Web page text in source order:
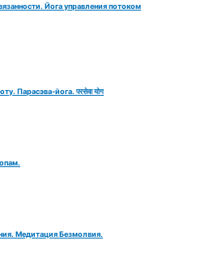
Йога управления потоком
Парасэва-йога. परसेवा योग
Медитация Безмолвия.